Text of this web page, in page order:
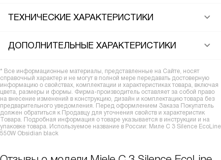
ТЕХНИЧЕСКИЕ ХАРАКТЕРИСТИКИ
ДОПОЛНИТЕЛЬНЫЕ ХАРАКТЕРИСТИКИ
* Все информационные материалы, представленные на Сайте, носят
справочный характер и не могут в полной мере передавать достоверную
информацию о свойствах, комплектации и характеристиках товара, включая
цвета, размеры и формы. Фирма-производитель оставляет за собой право
на внесение изменений в конструкцию, дизайн и комплектацию товара без
предварительного уведомления. Перед оформлением Заказа Покупатель
должен обратиться к Продавцу для уточнения свойств и характеристик
Товара. Подробная информация о товаре указывается в инструкции и на
упаковке товара. Используемое название в России: Миле C 3 Silence EcoLine
550W Obsidian black